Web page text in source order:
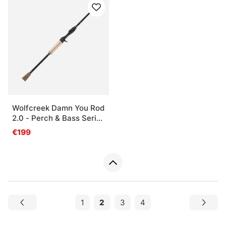
Wolfcreek Damn You Rod
2.0 - Perch & Bass Series
- 7’3'' Casting, 8-30g,
Split Handle, 2pc
€199
1 2 3 4